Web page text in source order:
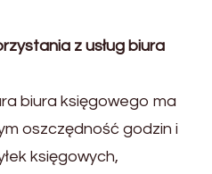
z usług biura
biura księgowego ma
oszczędność godzin i
księgowych,